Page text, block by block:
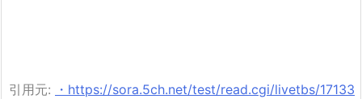
引用元:
・https://sora.5ch.net/test/read.cgi/livetbs/17133